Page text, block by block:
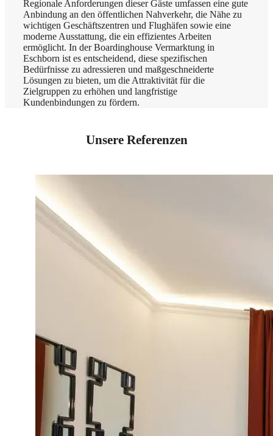
Regionale Anforderungen dieser Gäste umfassen eine gute
Anbindung an den öffentlichen Nahverkehr, die Nähe zu
wichtigen Geschäftszentren und Flughäfen sowie eine
moderne Ausstattung, die ein effizientes Arbeiten
ermöglicht. In der Boardinghouse Vermarktung in
Eschborn ist es entscheidend, diese spezifischen
Bedürfnisse zu adressieren und maßgeschneiderte
Lösungen zu bieten, um die Attraktivität für die
Zielgruppen zu erhöhen und langfristige
Kundenbindungen zu fördern.
Unsere Referenzen